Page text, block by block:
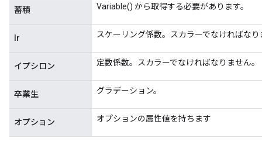
蓄積 Variable() から取得する必要があります。
lr スケーリング係数。スカラーでなければな
イプシロン 定数係数。スカラーでなければなりません。
卒業生 グラデーション。
オプション オプションの属性値を持ちます